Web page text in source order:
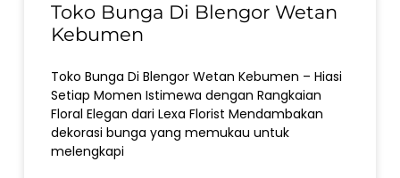
Toko Bunga Di Blengor Wetan
Kebumen
Toko Bunga Di Blengor Wetan Kebumen – Hiasi
Setiap Momen Istimewa dengan Rangkaian
Floral Elegan dari Lexa Florist Mendambakan
dekorasi bunga yang memukau untuk
melengkapi